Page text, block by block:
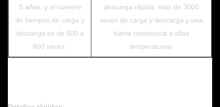
5 años, y el número
de tiempos de carga y
descarga es de 500 a
600 veces.
descarga rápida, más de 3000
veces de carga y descarga y una
fuerte resistencia a altas
temperaturas.